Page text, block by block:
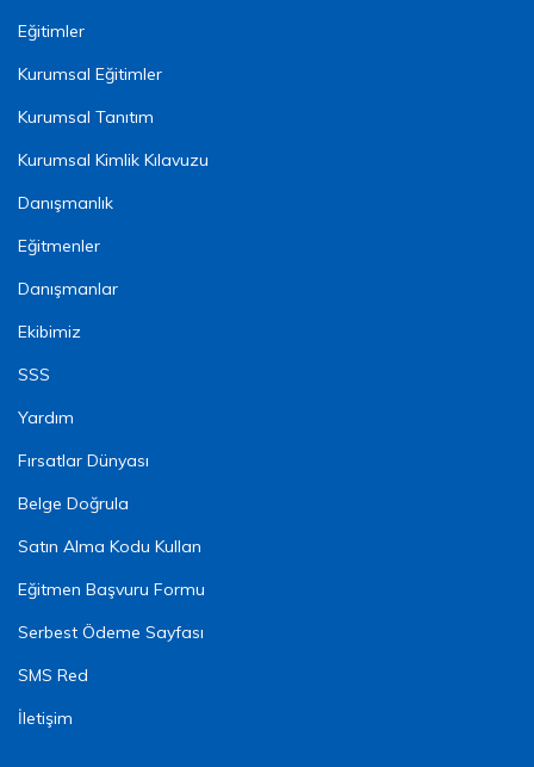
Eğitimler
Kurumsal Eğitimler
Kurumsal Tanıtım
Kurumsal Kimlik Kılavuzu
Danışmanlık
Eğitmenler
Danışmanlar
Ekibimiz
SSS
Yardım
Fırsatlar Dünyası
Belge Doğrula
Satın Alma Kodu Kullan
Eğitmen Başvuru Formu
Serbest Ödeme Sayfası
SMS Red
İletişim